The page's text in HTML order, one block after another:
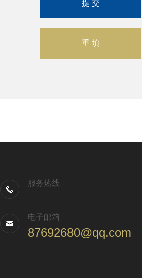
服务热线
电子邮箱
87692680@qq.com